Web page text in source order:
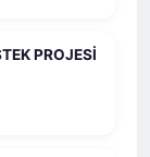
PROJESİ